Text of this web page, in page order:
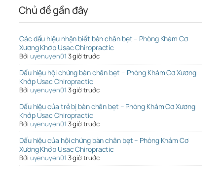
Chủ đề gần đây
Các dấu hiệu nhận biết bàn chân bẹt – Phòng Khám Cơ
Xương Khớp Usac Chiropractic
Bởi uyenuyen01 3 giờ trước
Dấu hiệu hội chứng bàn chân bẹt – Phòng Khám Cơ Xương
Khớp Usac Chiropractic
Bởi uyenuyen01 3 giờ trước
Dấu hiệu của trẻ bị bàn chân bẹt – Phòng Khám Cơ Xương
Khớp Usac Chiropractic
Bởi uyenuyen01 3 giờ trước
Dấu hiệu của hội chứng bàn chân bẹt – Phòng Khám Cơ
Xương Khớp Usac Chiropractic
Bởi uyenuyen01 3 giờ trước